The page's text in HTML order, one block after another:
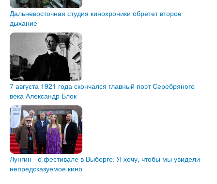
Дальневосточная студия кинохроники обретет второе
дыхание
7 августа 1921 года скончался главный поэт Серебряного
века Александр Блок
Лунгин - о фестивале в Выборге: Я хочу, чтобы мы увидели
непредсказуемое кино